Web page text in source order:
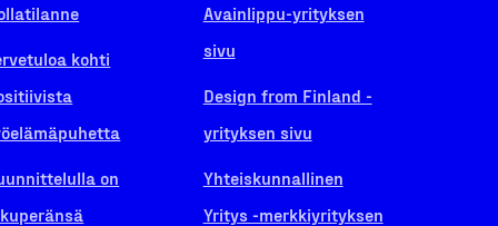
kohti
on
Avainlippu-yrityksen
sivu
Design from Finland -
yrityksen sivu
Yhteiskunnallinen
Yritys -merkkiyrityksen